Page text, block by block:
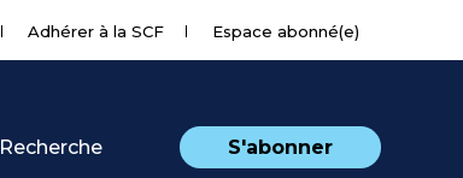
Adhérer à la SCF Espace abonné(e)
Recherche S'abonner